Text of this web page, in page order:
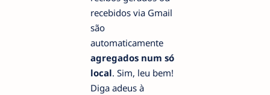
recebidos via Gmail
são
automaticamente
agregados num só
local. Sim, leu bem!
Diga adeus à